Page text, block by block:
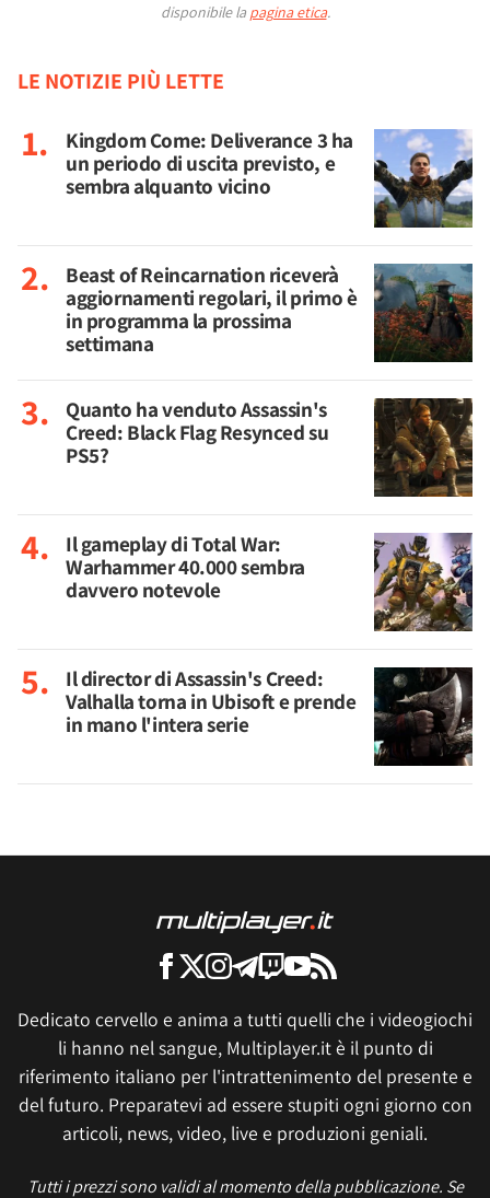
disponibile la pagina etica.
LE NOTIZIE PIÙ LETTE
Kingdom Come: Deliverance 3 ha
un periodo di uscita previsto, e
sembra alquanto vicino
Beast of Reincarnation riceverà
aggiornamenti regolari, il primo è
in programma la prossima
settimana
Quanto ha venduto Assassin's
Creed: Black Flag Resynced su
PS5?
Il gameplay di Total War:
Warhammer 40.000 sembra
davvero notevole
Il director di Assassin's Creed:
Valhalla torna in Ubisoft e prende
in mano l'intera serie
Dedicato cervello e anima a tutti quelli che i videogiochi
li hanno nel sangue, Multiplayer.it è il punto di
riferimento italiano per l'intrattenimento del presente e
del futuro. Preparatevi ad essere stupiti ogni giorno con
articoli, news, video, live e produzioni geniali.
Tutti i prezzi sono validi al momento della pubblicazione. Se